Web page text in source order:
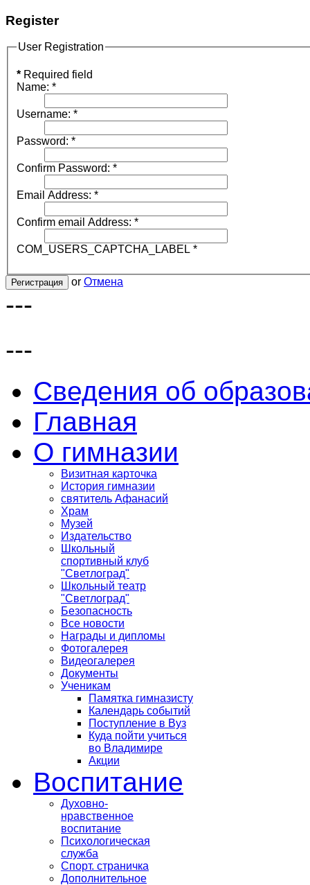
Register
User Registration
* Required field
Name: *
Username: *
Password: *
Confirm Password: *
Email Address: *
Confirm email Address: *
COM_USERS_CAPTCHA_LABEL *
Регистрация or Отмена
---
---
Сведения об
Главная
О гимназии
Визитная карточка
История гимназии
святитель Афанасий
Храм
Музей
Издательство
Школьный
спортивный клуб
"Светлоград"
Школьный театр
"Светлоград"
Безопасность
Все новости
Награды и дипломы
Фотогалерея
Видеогалерея
Документы
Ученикам
Памятка гимназисту
Календарь событий
Поступление в Вуз
Куда пойти учиться
во Владимире
Акции
Воспитание
Духовно-
нравственное
воспитание
Психологическая
служба
Спорт. страничка
Дополнительное